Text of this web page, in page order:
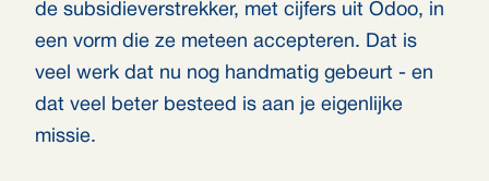
de subsidieverstrekker, met cijfers uit Odoo, in
een vorm die ze meteen accepteren. Dat is
veel werk dat nu nog handmatig gebeurt - en
dat veel beter besteed is aan je eigenlijke
missie.